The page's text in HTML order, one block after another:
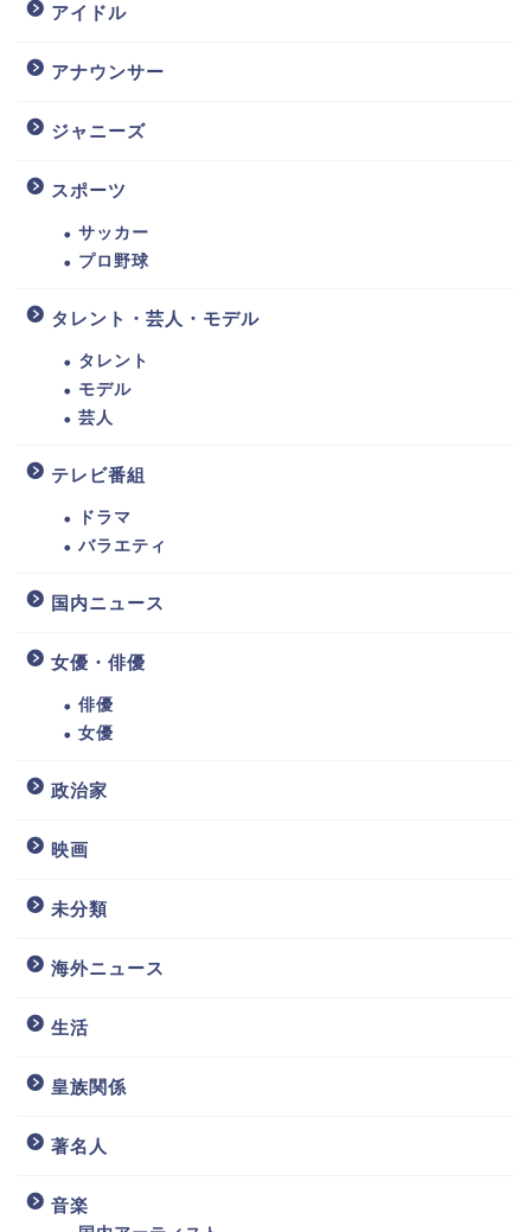
アイドル
アナウンサー
ジャニーズ
スポーツ
サッカー
プロ野球
タレント・芸人・モデル
タレント
モデル
芸人
テレビ番組
ドラマ
バラエティ
国内ニュース
女優・俳優
俳優
女優
政治家
映画
未分類
海外ニュース
生活
皇族関係
著名人
音楽